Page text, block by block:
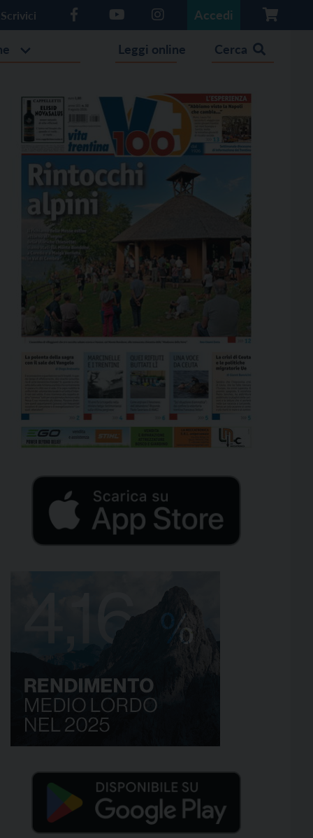
Scrivici Accedi
Leggi online Cerca